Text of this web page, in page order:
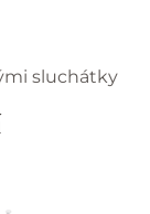
sluchátky